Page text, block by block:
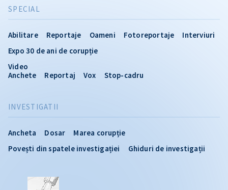
INVESTIGATII
Ancheta Dosar
Marea corupție
Povești din spatele investigației
Ghiduri de investigații
SPECIAL
Abilitare Reportaje Oameni Fotoreportaje
Interviuri
Expo 30 de ani de corupție
Video
Anchete
Reportaj Vox Stop-cadru